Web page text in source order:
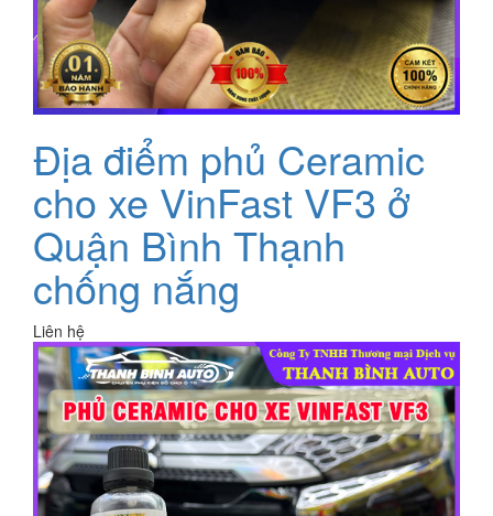
Địa điểm phủ Ceramic
cho xe VinFast VF3 ở
Quận Bình Thạnh
chống nắng
Liên hệ